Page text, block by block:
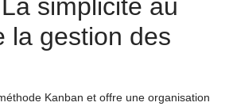
simplicité au
la gestion des
Kanban et offre une organisation